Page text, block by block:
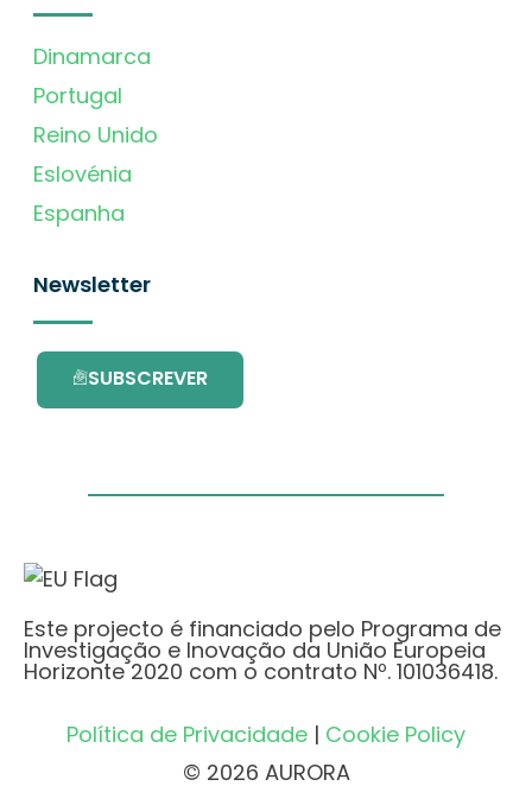
Dinamarca
Portugal
Reino Unido
Eslovénia
Espanha
Newsletter
SUBSCREVER
Este projecto é financiado pelo Programa de
Investigação e Inovação da União Europeia
Horizonte 2020 com o contrato Nº. 101036418.
Política de Privacidade | Cookie Policy
© 2026 AURORA